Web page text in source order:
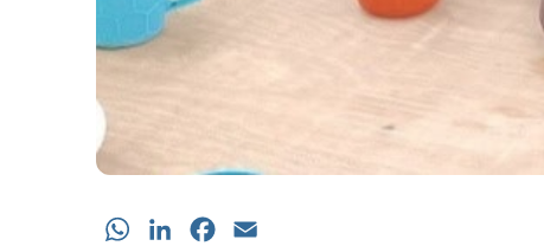
WhatsAppLinkedInFacebook